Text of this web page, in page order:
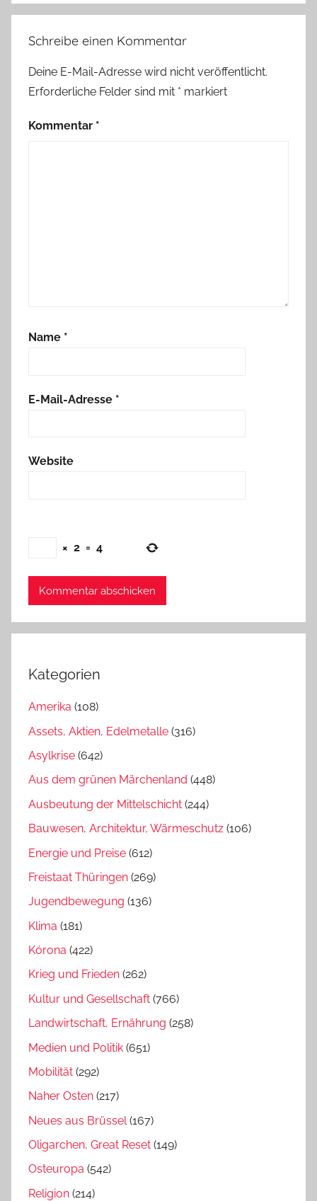
Schreibe einen Kommentar
Deine E-Mail-Adresse wird nicht veröffentlicht.
Erforderliche Felder sind mit * markiert
Kommentar *
Name *
E-Mail-Adresse *
Website
× 2 = 4
Kategorien
Amerika (108)
Assets, Aktien, Edelmetalle (316)
Asylkrise (642)
Aus dem grünen Märchenland (448)
Ausbeutung der Mittelschicht (244)
Bauwesen, Architektur, Wärmeschutz (106)
Energie und Preise (612)
Freistaat Thüringen (269)
Jugendbewegung (136)
Klima (181)
Kórona (422)
Krieg und Frieden (262)
Kultur und Gesellschaft (766)
Landwirtschaft, Ernährung (258)
Medien und Politik (651)
Mobilität (292)
Naher Osten (217)
Neues aus Brüssel (167)
Oligarchen, Great Reset (149)
Osteuropa (542)
Religion (214)